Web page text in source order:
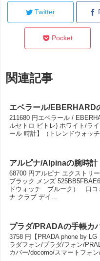
Twitter
Pocket
関連記事
エベラール/EBERHARD
211680 円エベラール /
ルセトロ ビトレ) ホワイト/ラ
ール 時計】（トレンドウォッ
アルピナ/Alpinaの腕時計
68700 円アルピナ エクストリ
ブラック メンズ
ドウォッチ ブルーク） 口コ
ナ クラブ デイ...
プラダ/PRADAの手帳カ
3758 円【PRADA phone by
ラダフォン/プラダ/フォン/
カバー/docomo/スマートフォ